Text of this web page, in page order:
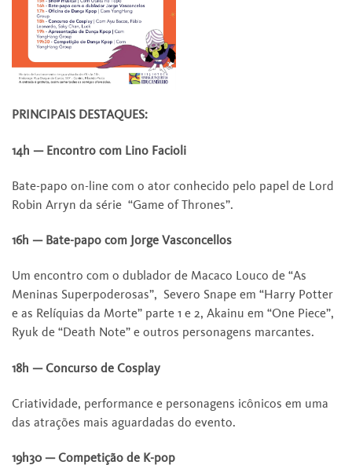
PRINCIPAIS DESTAQUES:
14h — Encontro com Lino Facioli
Bate-papo on-line com o ator conhecido pelo papel de Lord
Robin Arryn da série “Game of Thrones”.
16h — Bate-papo com Jorge Vasconcellos
Um encontro com o dublador de Macaco Louco de “As
Meninas Superpoderosas”, Severo Snape em “Harry Potter
e as Relíquias da Morte” parte 1 e 2, Akainu em “One Piece”,
Ryuk de “Death Note” e outros personagens marcantes.
18h — Concurso de Cosplay
Criatividade, performance e personagens icônicos em uma
das atrações mais aguardadas do evento.
19h30 — Competição de K-pop